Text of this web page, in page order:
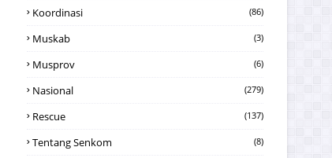
Koordinasi (86)
Muskab (3)
Musprov (6)
Nasional (279)
Rescue (137)
Tentang Senkom (8)